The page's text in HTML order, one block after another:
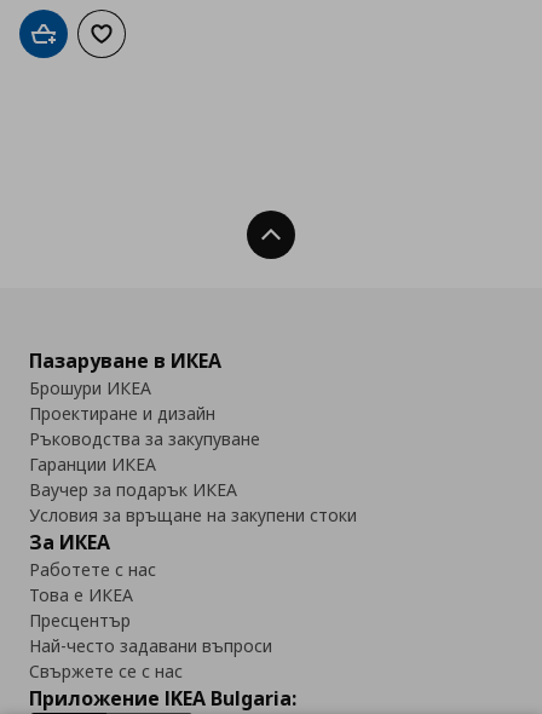
Добави в кошницата
Добави към списъка с любими
Нагоре
Пазаруване в ИКЕА
Брошури ИКЕА
Проектиране и дизайн
Ръководства за закупуване
Гаранции ИКЕА
Ваучер за подарък ИКЕА
Условия за връщане на закупени стоки
За ИКЕА
Работете с нас
Това е ИКЕА
Пресцентър
Най-често задавани въпроси
Свържете се с нас
Приложение IKEA Bulgaria: